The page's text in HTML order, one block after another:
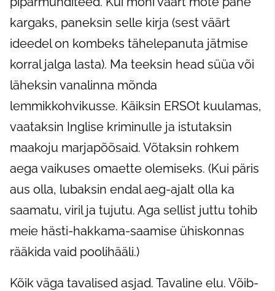
kargaks, paneksin selle kirja (sest väärt
ideedel on kombeks tähelepanuta jätmise
korral jalga lasta). Ma teeksin head süüa või
läheksin vanalinna mõnda
lemmikkohvikusse. Käiksin ERSOt kuulamas,
vaataksin Inglise kriminulle ja istutaksin
maakoju marjapõõsaid. Võtaksin rohkem
aega vaikuses omaette olemiseks. (Kui päris
aus olla, lubaksin endal aeg-ajalt olla ka
saamatu, viril ja tujutu. Aga sellist juttu tohib
meie hästi-hakkama-saamise ühiskonnas
rääkida vaid poolihääli.)
Kõik väga tavalised asjad. Tavaline elu. Võib-